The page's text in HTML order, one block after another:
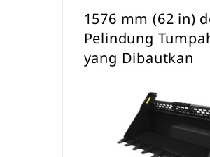
1576 mm (62 in)
Pelindung
yang Dibautkan